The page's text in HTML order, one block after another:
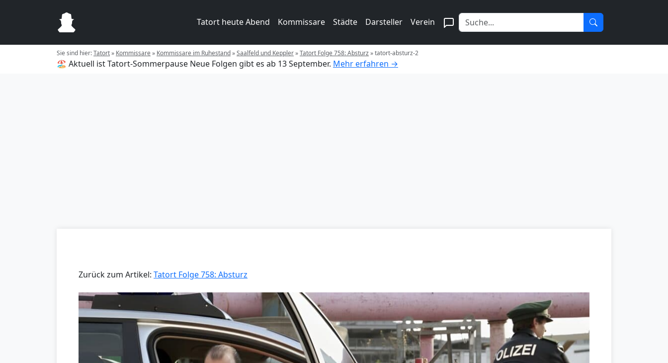
Tatort heute Abend Kommissare Städte Darsteller Verein
Sie sind hier:Tatort» Kommissare» Kommissare im Ruhestand»Saalfeld und Keppler»Tatort Folge 758: Absturz»tatort-absturz-2
🏖️ Aktuell ist Tatort-Sommerpause Neue Folgen gibt es ab 13 September. Mehr erfahren →
Zurück zum Artikel: Tatort Folge 758: Absturz